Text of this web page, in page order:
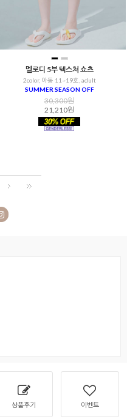
멜로디 5부 텍스쳐 쇼츠
2color, 아동 11~19호, adult
SUMMER SEASON OFF
30,300원
21,210원
상품후기 이벤트